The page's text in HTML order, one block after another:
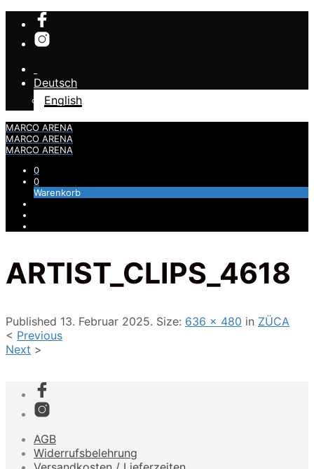
Deutsch
English
MARCO ARENA
MARCO ARENA
MARCO ARENA
0
0
Warenkorb
ARTIST_CLIPS_4618
Published 13. Februar 2025. Size: 636 × 480 in ZÜCA
< Previous
Next >
AGB
Widerrufsbelehrung